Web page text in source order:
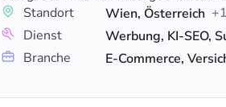
Standort
Wien, Österreich +1
Dienst
Branche
E-Commerce,